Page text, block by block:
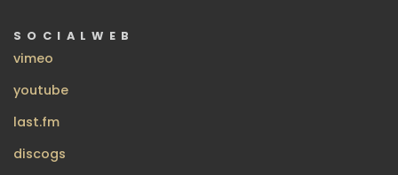
SOCIALWEB
vimeo
youtube
last.fm
discogs